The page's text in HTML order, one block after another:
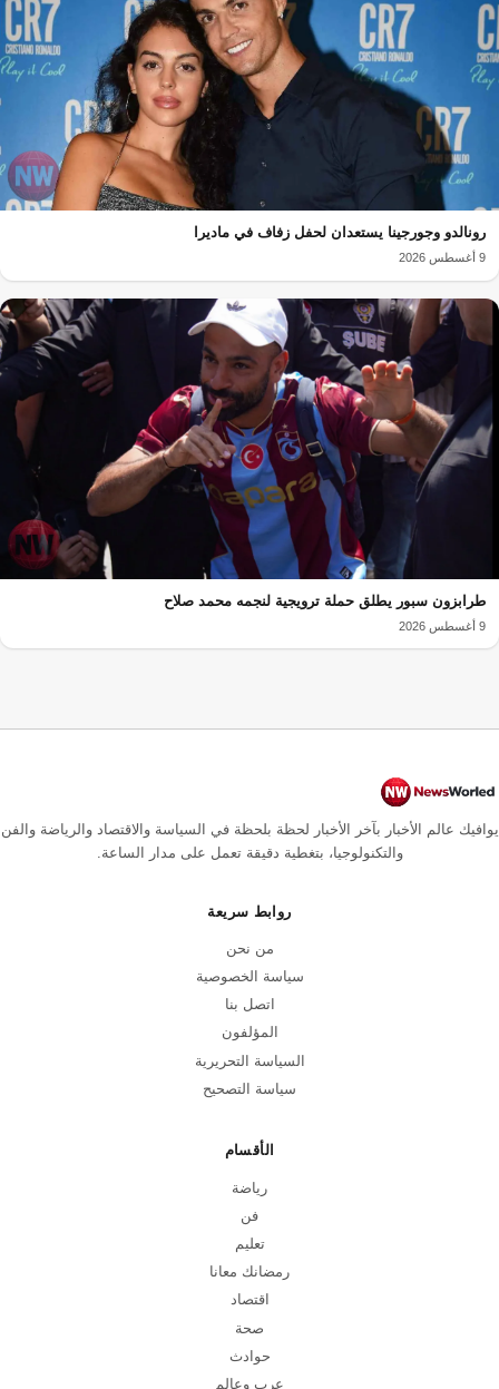
رونالدو وجورجينا يستعدان لحفل زفاف في ماديرا
9 أغسطس 2026
طرابزون سبور يطلق حملة ترويجية لنجمه محمد صلاح
9 أغسطس 2026
يوافيك عالم الأخبار بآخر الأخبار لحظة بلحظة في السياسة والاقتصاد والرياضة والفن
والتكنولوجيا، بتغطية دقيقة تعمل على مدار الساعة.
روابط سريعة
من نحن
سياسة الخصوصية
اتصل بنا
المؤلفون
السياسة التحريرية
سياسة التصحيح
الأقسام
رياضة
فن
تعليم
رمضانك معانا
اقتصاد
صحة
حوادث
عرب وعالم